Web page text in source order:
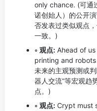
only chance. (可通
诺创始人）的公开
否发表过类似观点
一致。)
◦ 观点: Ahead of
printing and
未来的主观预测或
器人交流”等宏观趋
点。)
◦ 观点: Crypt must